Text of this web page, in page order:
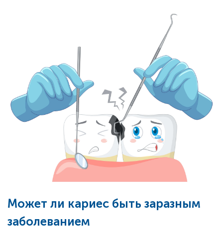
Может ли кариес быть заразным
заболеванием